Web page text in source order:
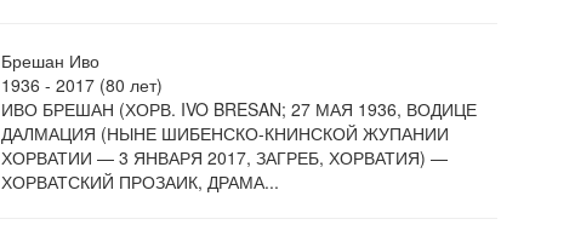
Брешан Иво
1936 - 2017 (80 лет)
ИВО БРЕШАН (ХОРВ. IVO BRESAN; 27 МАЯ 1936, ВОДИЦЕ
ДАЛМАЦИЯ (НЫНЕ ШИБЕНСКО-КНИНСКОЙ ЖУПАНИИ
ХОРВАТИИ — 3 ЯНВАРЯ 2017, ЗАГРЕБ, ХОРВАТИЯ) —
ХОРВАТСКИЙ ПРОЗАИК, ДРАМА...